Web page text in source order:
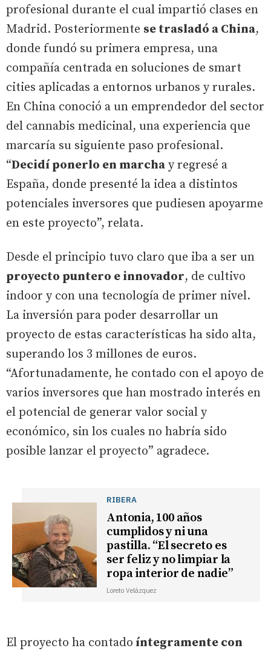
profesional durante el cual impartió clases en
Madrid. Posteriormente se trasladó a China,
donde fundó su primera empresa, una
compañía centrada en soluciones de smart
cities aplicadas a entornos urbanos y rurales.
En China conoció a un emprendedor del sector
del cannabis medicinal, una experiencia que
marcaría su siguiente paso profesional.
“Decidí ponerlo en marcha y regresé a
España, donde presenté la idea a distintos
potenciales inversores que pudiesen apoyarme
en este proyecto”, relata.
Desde el principio tuvo claro que iba a ser un
proyecto puntero e innovador, de cultivo
indoor y con una tecnología de primer nivel.
La inversión para poder desarrollar un
proyecto de estas características ha sido alta,
superando los 3 millones de euros.
“Afortunadamente, he contado con el apoyo de
varios inversores que han mostrado interés en
el potencial de generar valor social y
económico, sin los cuales no habría sido
posible lanzar el proyecto” agradece.
RIBERA
Antonia, 100 años
cumplidos y ni una
pastilla. “El secreto es
ser feliz y no limpiar la
ropa interior de nadie”
Loreto Velázquez
El proyecto ha contado íntegramente con